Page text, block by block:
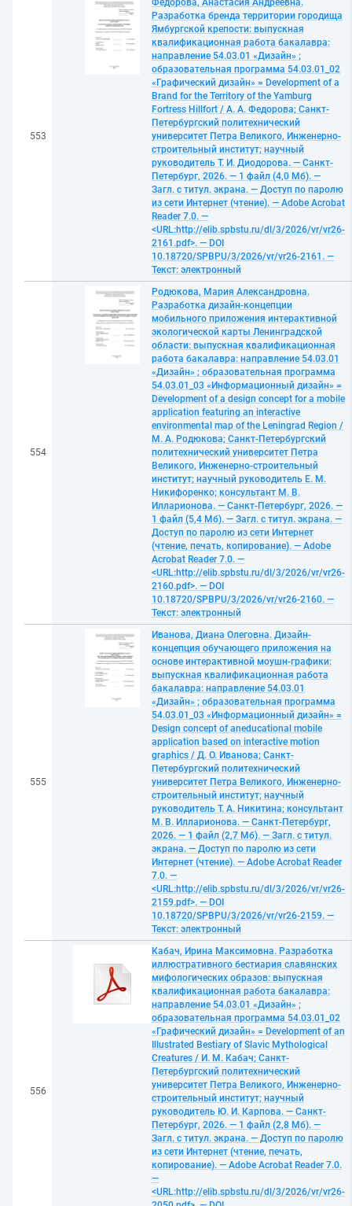
553
Федорова, Анастасия Андреевна.
Разработка бренда территории городища
Ямбургской крепости: выпускная
квалификационная работа бакалавра:
направление 54.03.01 «Дизайн» ;
образовательная программа 54.03.01_02
«Графический дизайн» = Development of a
Brand for the Territory of the Yamburg
Fortress Hillfort / А. А. Федорова; Санкт-
Петербургский политехнический
университет Петра Великого, Инженерно-
строительный институт; научный
руководитель Т. И. Диодорова. — Санкт-
Петербург, 2026. — 1 файл (4,0 Мб). —
Загл. с титул. экрана. — Доступ по паролю
из сети Интернет (чтение). — Adobe Acrobat
Reader 7.0. —
<URL:http://elib.spbstu.ru/dl/3/2026/vr/vr26-
2161.pdf>. — DOI
10.18720/SPBPU/3/2026/vr/vr26-2161. —
Текст: электронный
554
Родюкова, Мария Александровна.
Разработка дизайн-концепции
мобильного приложения интерактивной
экологической карты Ленинградской
области: выпускная квалификационная
работа бакалавра: направление 54.03.01
«Дизайн» ; образовательная программа
54.03.01_03 «Информационный дизайн» =
Development of a design concept for a mobile
application featuring an interactive
environmental map of the Leningrad Region /
М. А. Родюкова; Санкт-Петербургский
политехнический университет Петра
Великого, Инженерно-строительный
институт; научный руководитель Е. М.
Никифоренко; консультант М. В.
Илларионова. — Санкт-Петербург, 2026. —
1 файл (5,4 Мб). — Загл. с титул. экрана. —
Доступ по паролю из сети Интернет
(чтение, печать, копирование). — Adobe
Acrobat Reader 7.0. —
<URL:http://elib.spbstu.ru/dl/3/2026/vr/vr26-
2160.pdf>. — DOI
10.18720/SPBPU/3/2026/vr/vr26-2160. —
Текст: электронный
555
Иванова, Диана Олеговна. Дизайн-
концепция обучающего приложения на
основе интерактивной моушн-графики:
выпускная квалификационная работа
бакалавра: направление 54.03.01
«Дизайн» ; образовательная программа
54.03.01_03 «Информационный дизайн» =
Design concept of aneducational mobile
application based on interactive motion
graphics / Д. О. Иванова; Санкт-
Петербургский политехнический
университет Петра Великого, Инженерно-
строительный институт; научный
руководитель Т. А. Никитина; консультант
М. В. Илларионова. — Санкт-Петербург,
2026. — 1 файл (2,7 Мб). — Загл. с титул.
экрана. — Доступ по паролю из сети
Интернет (чтение). — Adobe Acrobat Reader
7.0. —
<URL:http://elib.spbstu.ru/dl/3/2026/vr/vr26-
2159.pdf>. — DOI
10.18720/SPBPU/3/2026/vr/vr26-2159. —
Текст: электронный
556
Кабач, Ирина Максимовна. Разработка
иллюстративного бестиария славянских
мифологических образов: выпускная
квалификационная работа бакалавра:
направление 54.03.01 «Дизайн» ;
образовательная программа 54.03.01_02
«Графический дизайн» = Development of an
Illustrated Bestiary of Slavic Mythological
Creatures / И. М. Кабач; Санкт-
Петербургский политехнический
университет Петра Великого, Инженерно-
строительный институт; научный
руководитель Ю. И. Карпова. — Санкт-
Петербург, 2026. — 1 файл (2,8 Мб). —
Загл. с титул. экрана. — Доступ по паролю
из сети Интернет (чтение, печать,
копирование). — Adobe Acrobat Reader 7.0.
—
<URL:http://elib.spbstu.ru/dl/3/2026/vr/vr26-